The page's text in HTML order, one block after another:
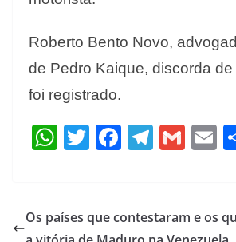
Roberto Bento Novo,
de Pedro Kaique, discorda
foi registrado.
W
s
T
er
F
b
T
gr
G
l
E
l
Os países que contestaram e os